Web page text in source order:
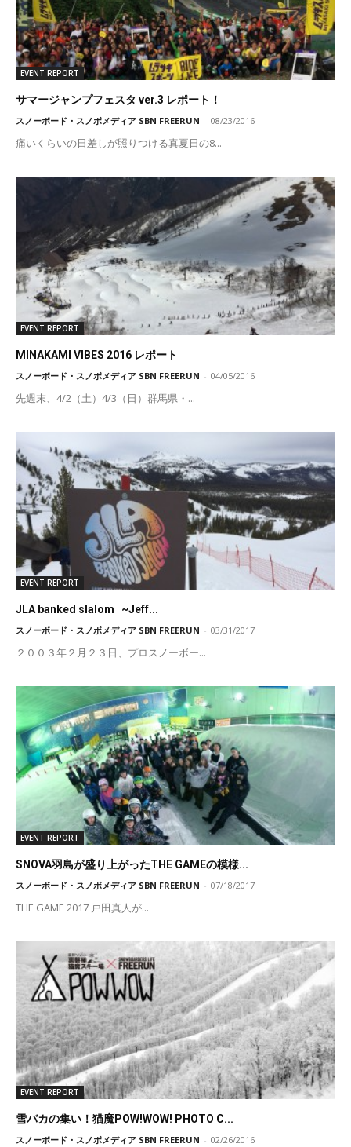
EVENT REPORT
サマージャンプフェスタ ver.3 レポート！
スノーボード・スノボメディア SBN FREERUN - 08/23/2016
痛いくらいの日差しが照りつける真夏日の8...
EVENT REPORT
MINAKAMI VIBES 2016 レポート
スノーボード・スノボメディア SBN FREERUN - 04/05/2016
先週末、4/2（土）4/3（日）群馬県・...
EVENT REPORT
JLA banked slalom ~Jeff...
スノーボード・スノボメディア SBN FREERUN - 03/31/2017
２００３年２月２３日、プロスノーボー...
EVENT REPORT
SNOVA羽島が盛り上がったTHE GAMEの模様...
スノーボード・スノボメディア SBN FREERUN - 07/18/2017
THE GAME 2017 戸田真人が...
EVENT REPORT
雪バカの集い！猫魔POW!WOW! PHOTO C...
スノーボード・スノボメディア SBN FREERUN - 02/26/2016